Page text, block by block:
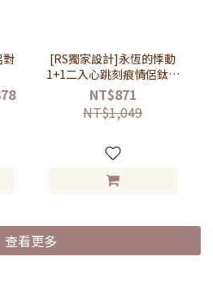
對
[RS獨家設計]永恆的悸動
1+1二入心跳刻痕情侶鈦鋼
項鍊對鍊禮盒組
【ATS171】-男款黑+女款
玫瑰金
NT$871
NT$1,049
查看更多